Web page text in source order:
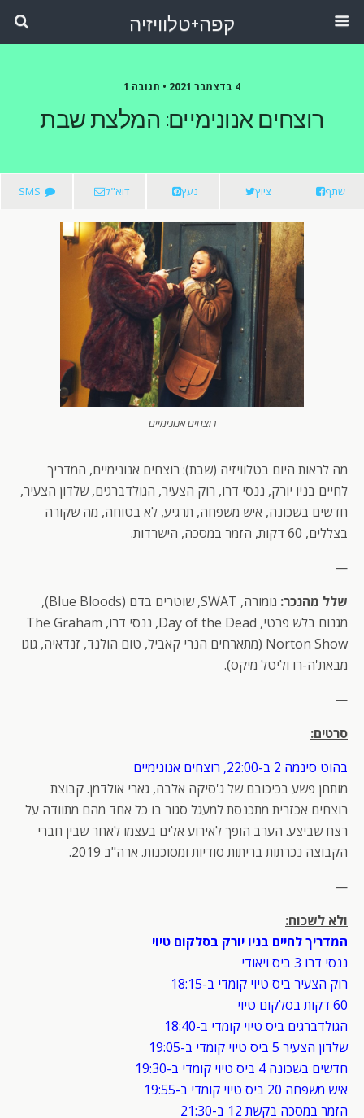
קפה+טלוויזיה
4 בדצמבר 2021 • תגובה 1
רוצחים אנונימיים: המלצת שבת
שתף ציוץ נעץ דוא"ל SMS
רוצחים אנונימיים
מה לראות היום בטלוויזיה (שבת): רוצחים אנונימיים, המדריך
לחיים בניו יורק, ננסי דרו, רוק הצעיר, הגולדברגים, שלדון הצעיר,
חדשים בשכונה, איש משפחה, תרגיע, לא בטוחה, מה שקורה
בצללים, 60 דקות, הזמר במסכה, הישרדות.
—
שלל מהנכר:
גומורה, SWAT, שוטרים בדם (Blue Bloods),
מגנום בלש פרטי, Day of the Dead, ננסי דרו, The Graham
Norton Show (מתארחים הנרי קאביל, טום הולנד, זנדאיה, גוגו
מבאת'ה-רו וליטל מיקס).
—
סרטים:
בהוט סינמה 2 ב-22:00, רוצחים אנונימיים
מותחן פשע בכיכובם של ג'סיקה אלבה, גארי אולדמן. קבוצת
רוצחים אכזרית מתכנסת למעגל סגור בו כל אחד מהם מתוודה על
רצח שביצע. הערב הופך לאירוע אלים בעצמו לאחר שבין חברי
הקבוצה נכרתות בריתות סודיות ומסוכנות. ארה"ב 2019.
—
ולא לשכוח:
המדריך לחיים בניו יורק בסלקום טיוי
ננסי דרו 3 ביס ויאודי
רוק הצעיר ביס טיוי קומדי ב-18:15
60 דקות בסלקום טיוי
הגולדברגים ביס טיוי קומדי ב-18:40
שלדון הצעיר 5 ביס טיוי קומדי ב-19:05
חדשים בשכונה 4 ביס טיוי קומדי ב-19:30
איש משפחה 20 ביס טיוי קומדי ב-19:55
הזמר במסכה בקשת 12 ב-21:30